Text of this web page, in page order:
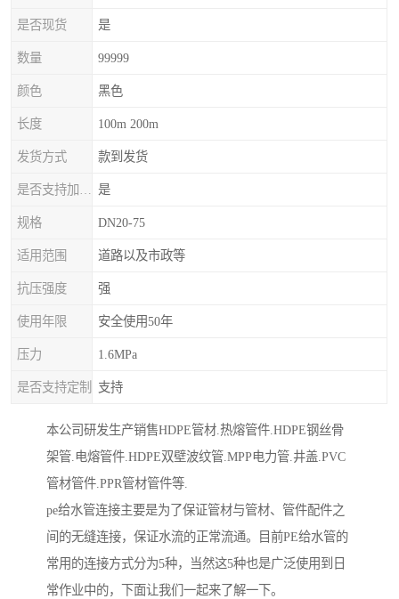
是否现货 是
数量 99999
颜色 黑色
长度 100m 200m
发货方式 款到发货
是
规格 DN20-75
适用范围 道路以及市政等
抗压强度 强
使用年限 安全使用50年
压力 1.6MPa
是否支持定制 支持
本公司研发生产销售HDPE管材.热熔管件.HDPE钢丝骨
架管.电熔管件.HDPE双壁波纹管.MPP电力管.井盖.PVC
管材管件.PPR管材管件等.
pe给水管连接主要是为了保证管材与管材、管件配件之
间的无缝连接，保证水流的正常流通。目前PE给水管的
常用的连接方式分为5种，当然这5种也是广泛使用到日
常作业中的，下面让我们一起来了解一下。